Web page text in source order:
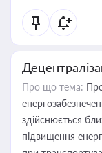
Про що тема:
здійснюється
підвищення